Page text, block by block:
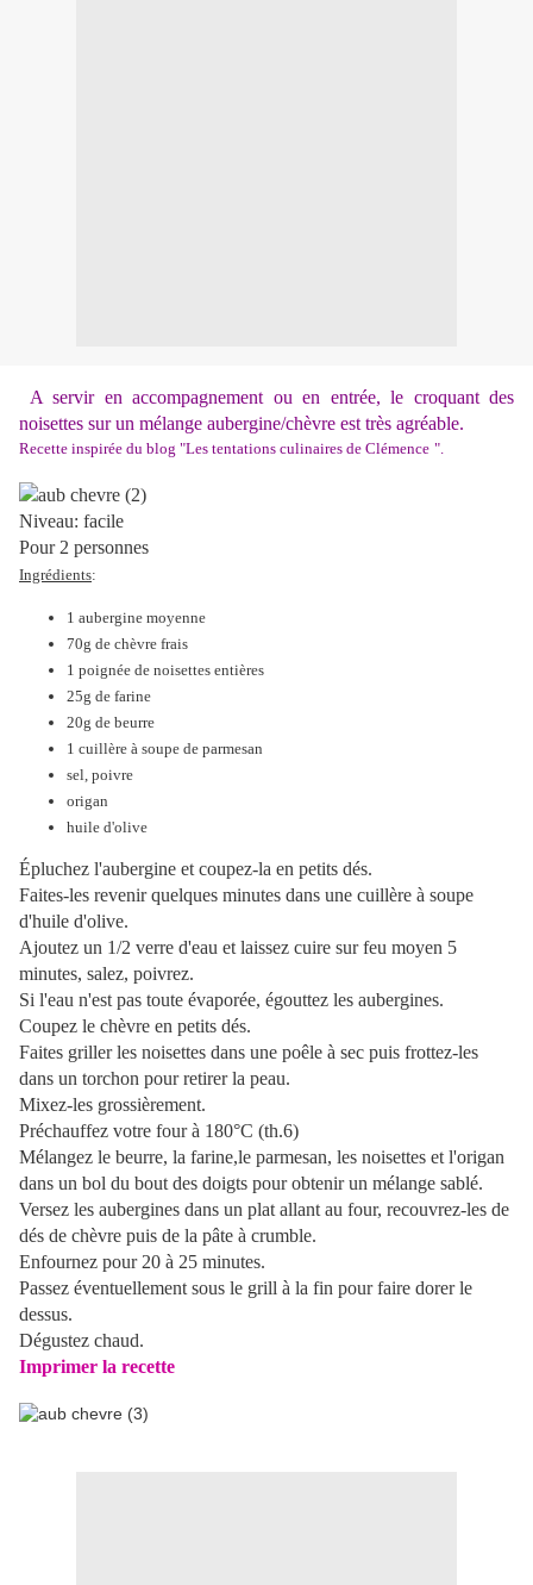
A servir en accompagnement ou en entrée, le croquant des
noisettes sur un mélange aubergine/chèvre est très agréable.
Recette inspirée du blog "Les tentations culinaires de Clémence ".
Niveau: facile
Pour 2 personnes
Ingrédients:
1 aubergine moyenne
70g de chèvre frais
1 poignée de noisettes entières
25g de farine
20g de beurre
1 cuillère à soupe de parmesan
sel, poivre
origan
huile d'olive
Épluchez l'aubergine et coupez-la en petits dés.
Faites-les revenir quelques minutes dans une cuillère à soupe
d'huile d'olive.
Ajoutez un 1/2 verre d'eau et laissez cuire sur feu moyen 5
minutes, salez, poivrez.
Si l'eau n'est pas toute évaporée, égouttez les aubergines.
Coupez le chèvre en petits dés.
Faites griller les noisettes dans une poêle à sec puis frottez-les
dans un torchon pour retirer la peau.
Mixez-les grossièrement.
Préchauffez votre four à 180°C (th.6)
Mélangez le beurre, la farine,le parmesan, les noisettes et l'origan
dans un bol du bout des doigts pour obtenir un mélange sablé.
Versez les aubergines dans un plat allant au four, recouvrez-les de
dés de chèvre puis de la pâte à crumble.
Enfournez pour 20 à 25 minutes.
Passez éventuellement sous le grill à la fin pour faire dorer le
dessus.
Dégustez chaud.
Imprimer la recette